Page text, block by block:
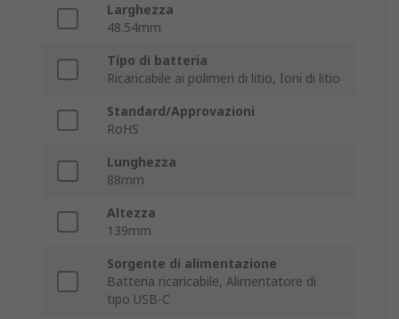
Larghezza
48.54mm
Tipo di batteria
Ricaricabile ai polimeri di litio, Ioni di litio
Standard/Approvazioni
RoHS
Lunghezza
88mm
Altezza
139mm
Sorgente di alimentazione
Batteria ricaricabile, Alimentatore di
tipo USB-C